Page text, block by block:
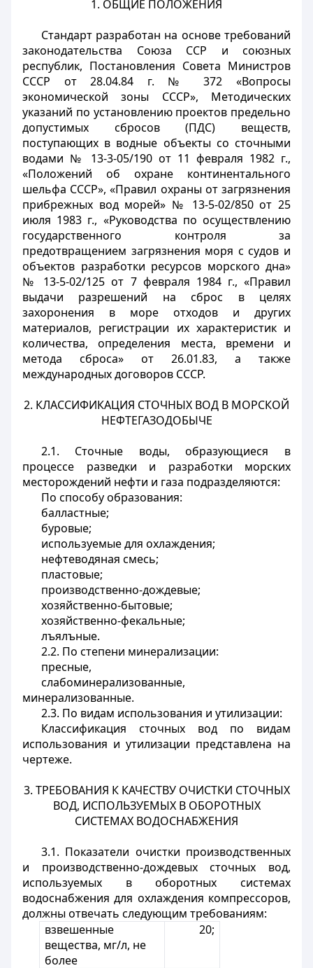
1. ОБЩИЕ ПОЛОЖЕНИЯ
Стандарт разработан на основе требований
законодательства Союза ССР и союзных
республик, Постановления Совета Министров
СССР от 28.04.84 г. № 372 «Вопросы
экономической зоны СССР», Методических
указаний по установлению проектов предельно
допустимых сбросов (ПДС) веществ,
поступающих в водные объекты со сточными
водами № 13-3-05/190 от 11 февраля 1982 г.,
«Положений об охране континентального
шельфа СССР», «Правил охраны от загрязнения
прибрежных вод морей» № 13-5-02/850 от 25
июля 1983 г., «Руководства по осуществлению
государственного контроля за
предотвращением загрязнения моря с судов и
объектов разработки ресурсов морского дна»
№ 13-5-02/125 от 7 февраля 1984 г., «Правил
выдачи разрешений на сброс в целях
захоронения в море отходов и других
материалов, регистрации их характеристик и
количества, определения места, времени и
метода сброса» от 26.01.83, а также
международных договоров СССР.
2. КЛАССИФИКАЦИЯ СТОЧНЫХ ВОД В МОРСКОЙ
НЕФТЕГАЗОДОБЫЧЕ
2.1. Сточные воды, образующиеся в
процессе разведки и разработки морских
месторождений нефти и газа подразделяются:
По способу образования:
балластные;
буровые;
используемые для охлаждения;
нефтеводяная смесь;
пластовые;
производственно-дождевые;
хозяйственно-бытовые;
хозяйственно-фекальные;
лъялъные.
2.2. По степени минерализации:
пресные,
слабоминерализованные,
минерализованные.
2.3. По видам использования и утилизации:
Классификация сточных вод по видам
использования и утилизации представлена на
чертеже.
3. ТРЕБОВАНИЯ К КАЧЕСТВУ ОЧИСТКИ СТОЧНЫХ
ВОД, ИСПОЛЬЗУЕМЫХ В ОБОРОТНЫХ
СИСТЕМАХ ВОДОСНАБЖЕНИЯ
3.1. Показатели очистки производственных
и производственно-дождевых сточных вод,
используемых в оборотных системах
водоснабжения для охлаждения компрессоров,
должны отвечать следующим требованиям:
взвешенные
вещества, мг/л, не
более
20;